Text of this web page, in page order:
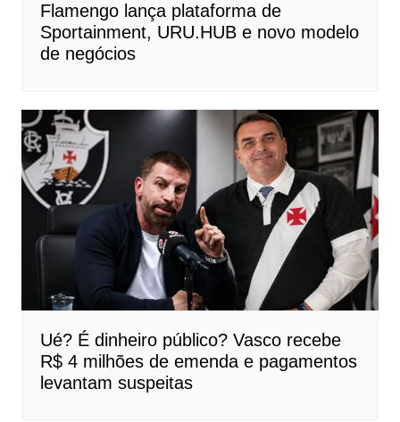
Flamengo lança plataforma de
Sportainment, URU.HUB e novo modelo
de negócios
Ué? É dinheiro público? Vasco recebe
R$ 4 milhões de emenda e pagamentos
levantam suspeitas